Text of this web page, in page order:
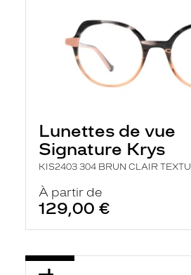
Lunettes de vue
Signature Krys
KIS2403 304 BRUN CLAIR TEXTU
À partir de
129,00 €